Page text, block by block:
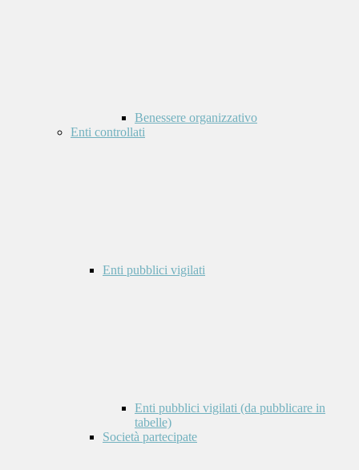
Benessere organizzativo
Enti controllati
Enti pubblici vigilati
Enti pubblici vigilati (da pubblicare in
tabelle)
Società partecipate